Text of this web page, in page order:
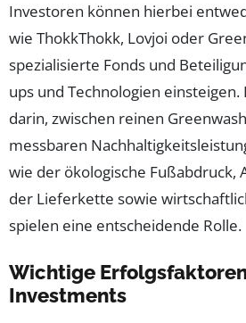
Investoren können hierbei
wie ThokkThokk, Lovjoi oder
spezialisierte Fonds und
ups und Technologien
darin, zwischen reinen
messbaren
wie der ökologische Fußabdruck,
der Lieferkette sowie
spielen eine entscheidende Rolle.
Wichtige
Investments